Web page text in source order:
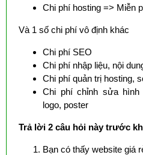
Chi phí hosting => Miễn
Và 1 số chi phí vô định khác
Chi phí SEO
Chi phí nhập liệu, nội
Chi phí quản trị hosting,
Chi phí chỉnh sửa hình
logo, poster
Trả lời 2 câu hỏi này trước
Bạn có thấy website giá